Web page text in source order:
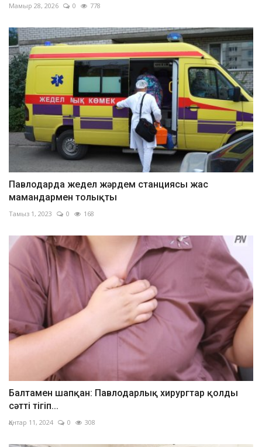
Мамыр 28, 2026 0 778
Павлодарда жедел жәрдем станциясы жас
мамандармен толықты
Тамыз 1, 2023 0 168
Балтамен шапқан: Павлодарлық хирургтар қолды
сәтті тігіп...
Қантар 11, 2024 0 308